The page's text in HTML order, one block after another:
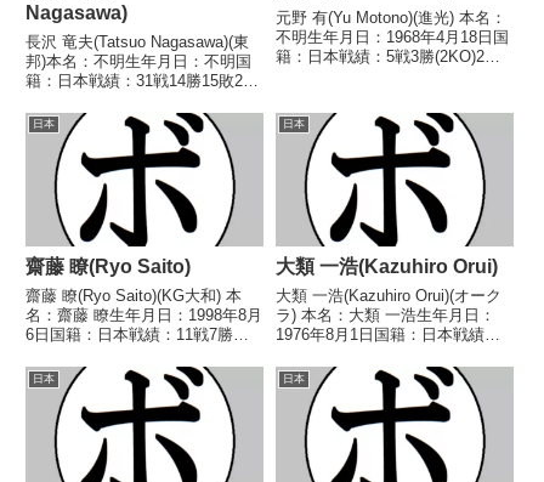
Nagasawa)
長沢 竜夫(Tatsuo Nagasawa)(東
邦)本名：不明生年月日：不明国
籍：日本戦績：31戦14勝15敗2分
本スーパーフェザー級新人王【戦
歴】1963/11/01 ●2RKO 久保
喜美夫(三迫)196...
元野 有(Yu Motono)(進光) 本名：
不明生年月日：1968年4月18日国
籍：日本戦績：5戦3勝(2KO)2
邦明(東郷)1993/04/02 ○2RKO
二澤...
日本
齋藤 瞭(Ryo Saito)
齋藤 瞭(Ryo Saito)(KG大和) 本
名：齋藤 瞭生年月日：1998年8月
6日国籍：日本戦績：11戦7勝
し 【戦歴】2022/09/30
○2RTKO 中村 真也(角海老宝
石)2022/12/0...
日本
大類 一浩(Kazuhiro Orui)
大類 一浩(Kazuhiro Orui)(オーク
ラ) 本名：大類 一浩生年月日：
1976年8月1日国籍：日本戦績：1
し 【戦歴】1998/02/17
○4RTKO 山崎 裕史(沼田) 【補
足情報】・群馬県...
日本 日本